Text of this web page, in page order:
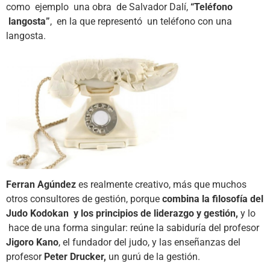
como ejemplo una obra de Salvador Dalí, “Teléfono
langosta”, en la que representó un teléfono con una
langosta.
Ferran Agúndez es realmente creativo, más que muchos
otros consultores de gestión, porque combina la filosofía del
Judo Kodokan y los principios de liderazgo y gestión, y lo
hace de una forma singular: reúne la sabiduría del profesor
Jigoro Kano, el fundador del judo, y las enseñanzas del
profesor Peter Drucker, un gurú de la gestión.